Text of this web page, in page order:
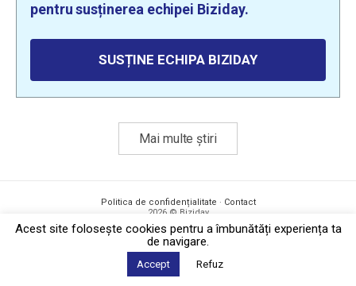
pentru susținerea echipei Biziday.
SUSȚINE ECHIPA BIZIDAY
Mai multe știri
Politica de confidențialitate · Contact
2026 © Biziday
Acest site foloseşte cookies pentru a îmbunătăți experiența ta
de navigare.
Accept Refuz